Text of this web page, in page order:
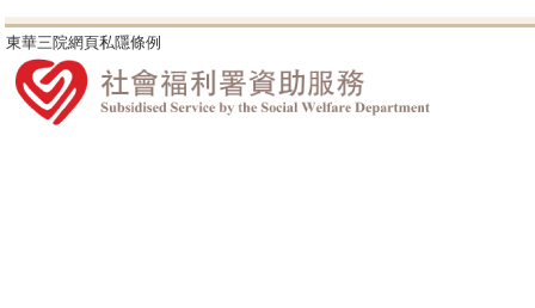
東華三院網頁私隱條例